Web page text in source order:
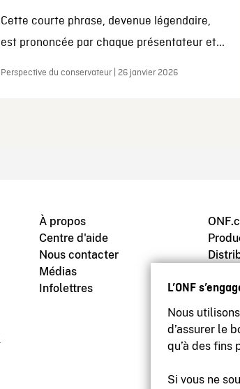
L’ONF
Nous
d’assurer le
qu’à des fins
Si vous ne
Cette courte phrase, devenue légendaire,
est prononcée par chaque présentateur et...
Perspective du conservateur | 26 janvier 2026
À propos
Centre d'aide
Nous contacter
Médias
Infolettres